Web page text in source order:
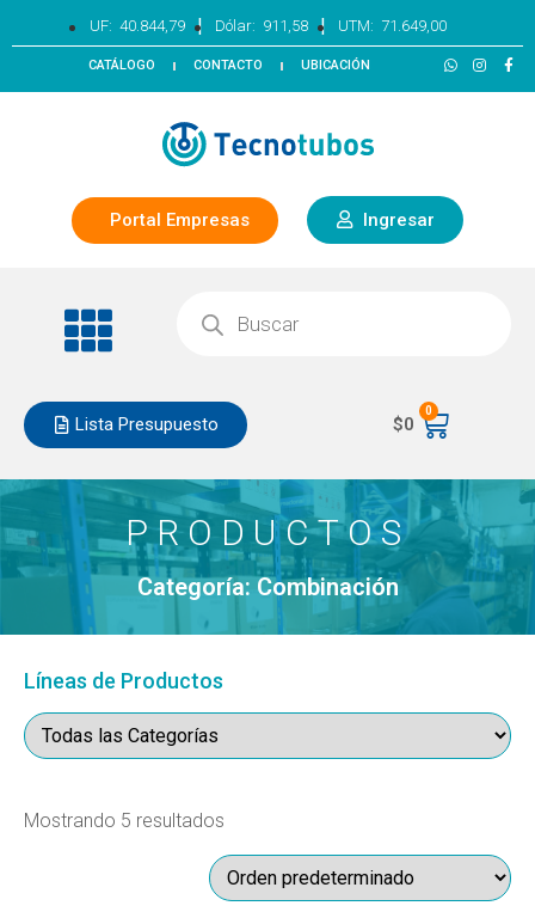
UF: 40.844,79 | Dólar: 911,58 | UTM: 71.649,00
CATÁLOGO CONTACTO UBICACIÓN
Portal Empresas Ingresar
Lista Presupuesto $0
0
PRODUCTOS
Categoría: Combinación
Líneas de Productos
Mostrando 5 resultados